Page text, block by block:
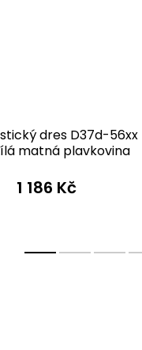
dres D37d-56xx
matná plavkovina
1 186 Kč